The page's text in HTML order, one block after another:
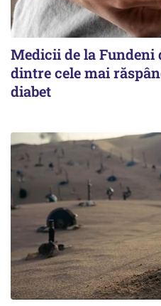
Medicii de la Fundeni
dintre cele mai
diabet